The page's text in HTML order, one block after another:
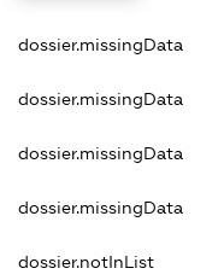
dossier.missingData
dossier.missingData
dossier.missingData
dossier.missingData
dossier.notInList